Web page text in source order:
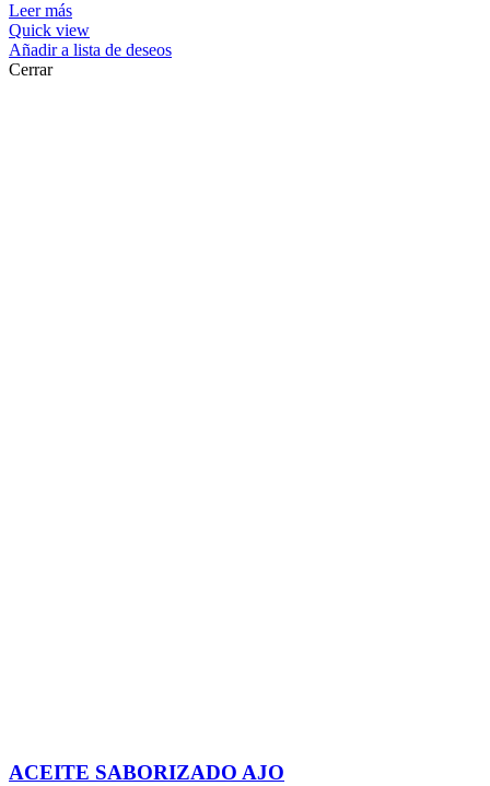
Leer más
Quick view
Añadir a lista de deseos
Cerrar
ACEITE SABORIZADO AJO